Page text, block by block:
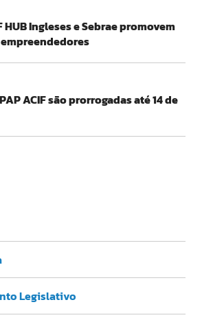
HUB Ingleses e Sebrae promovem
ACIF são prorrogadas até 14 de
Legislativo